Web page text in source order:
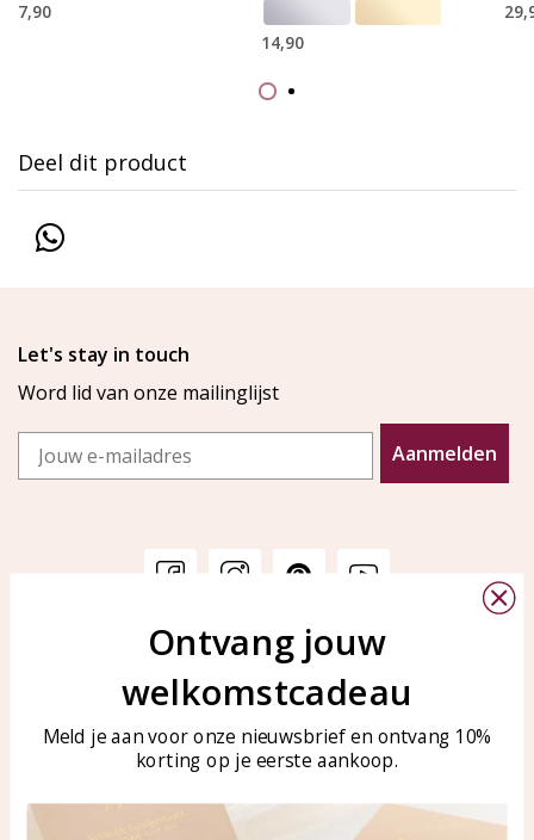
7,90
14,90
Deel dit product
Let's stay in touch
Word lid van onze mailinglijst
Email
Aanmelden
Veelgestelde vragen
Sieraden onderhouden
KAYA Sieraden
Bellen of WhatsApp Ma-Vr
tussen 09:00-17:00
Tel: 0850003187
WhatsApp: 0850003187
klantenservice@kayasierade
Ontvang jouw
welkomstcadeau
Meld je aan voor onze nieuwsbrief en ontvang 10%
korting op je eerste aankoop.